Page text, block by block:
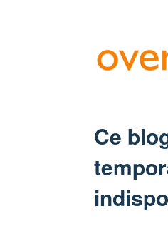
Ce